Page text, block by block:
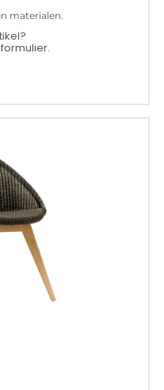
materialen.